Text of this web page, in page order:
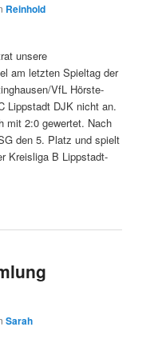
Reinhold
unsere
am letzten Spieltag der
VfL Hörste-
Lippstadt DJK nicht an.
mit 2:0 gewertet. Nach
den 5. Platz und spielt
Kreisliga B Lippstadt-
Sarah